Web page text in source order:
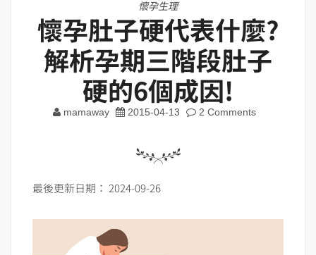
懷孕生理
懷孕肚子硬代表什麼?
解析孕期三階段肚子
硬的6個成因!
mamaway 2015-04-13 2 Comments
最後更新日期： 2024-09-26